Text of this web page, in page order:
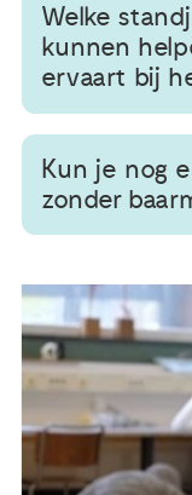
Welke
kunnen
ervaart bij
Kun je nog
zonder